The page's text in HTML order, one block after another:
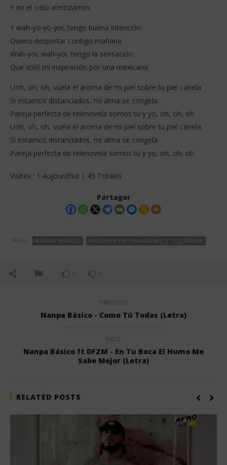
Y en el cielo aterrizamos
Y wah-yo-yo-yoi, tengo buena intención
Quiero despertar contigo mañana
Wah-yoi, wah-yoi, tengo la sensación
Que voló mi inspiración por una mexicana
Uoh, oh, oh, vuela el aroma de mi piel sobre tu piel canela
Si estamos distanciados, mi alma se congela
Pareja perfecta de telenovela somos tú y yo, oh, oh, oh
Uoh, oh, oh, vuela el aroma de mi piel sobre tu piel canela
Si estamos distanciados, mi alma se congela
Pareja perfecta de telenovela somos tú y yo, oh, oh, oh
Visites : 1 Aujourd’hui | 45 Totales
Partager
TAGS: NANPA BÁSICO PAROLES DE CHANSONS | COLOMBIE
0 0
PREVIOUS
Nanpa Básico - Como Tú Todas (Letra)
NEXT
Nanpa Básico ft DFZM - En Tu Boca El Humo Me
Sabe Mejor (Letra)
RELATED POSTS